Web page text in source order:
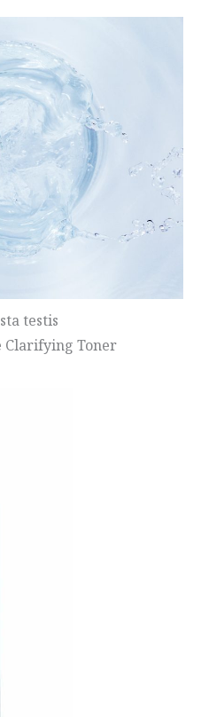
testis
Clarifying Toner